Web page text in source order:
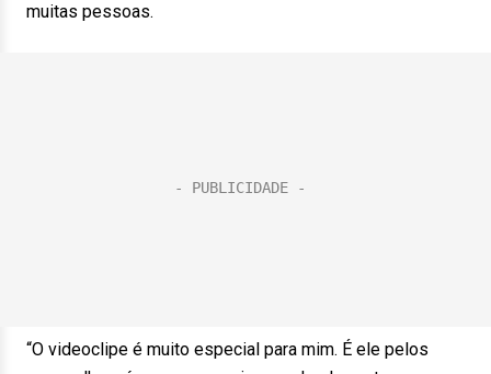
muitas pessoas.
“O videoclipe é muito especial para mim. É ele pelos